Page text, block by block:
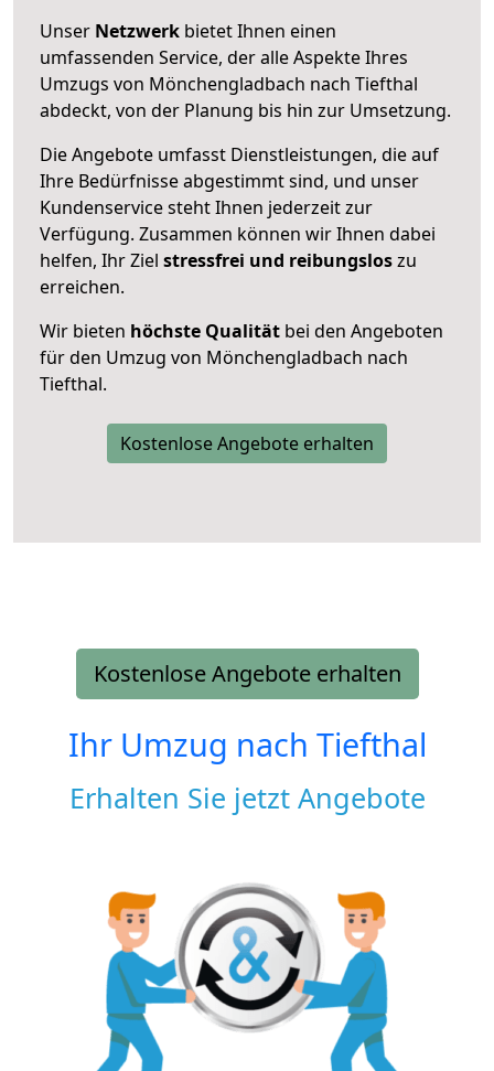
Unser Netzwerk bietet Ihnen einen
umfassenden Service, der alle Aspekte Ihres
Umzugs von Mönchengladbach nach Tiefthal
abdeckt, von der Planung bis hin zur Umsetzung.
Die Angebote umfasst Dienstleistungen, die auf
Ihre Bedürfnisse abgestimmt sind, und unser
Kundenservice steht Ihnen jederzeit zur
Verfügung. Zusammen können wir Ihnen dabei
helfen, Ihr Ziel stressfrei und reibungsloszu
erreichen.
Wir bieten höchste Qualität bei den Angeboten
für den Umzug von Mönchengladbach nach
Tiefthal.
Kostenlose Angebote erhalten
Kostenlose Angebote erhalten
Ihr Umzug nach Tiefthal
Erhalten Sie jetzt Angebote